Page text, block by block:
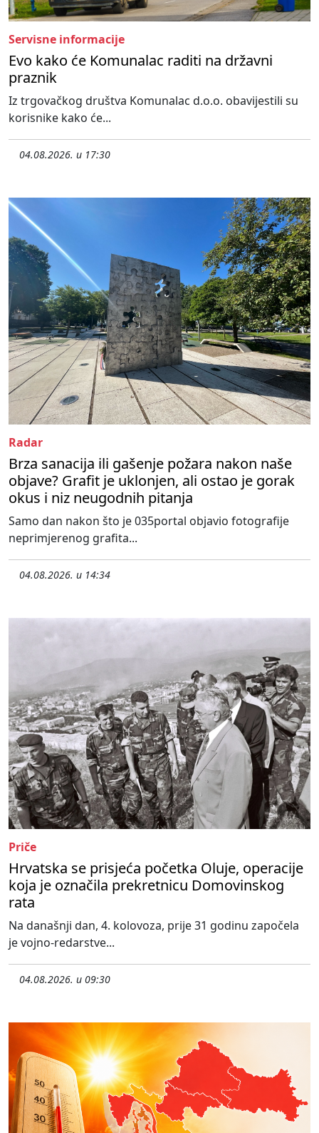
Servisne informacije
Evo kako će Komunalac raditi na državni
praznik
Iz trgovačkog društva Komunalac d.o.o. obavijestili su
korisnike kako će...
04.08.2026. u 17:30
Radar
Brza sanacija ili gašenje požara nakon naše
objave? Grafit je uklonjen, ali ostao je gorak
okus i niz neugodnih pitanja
Samo dan nakon što je 035portal objavio fotografije
neprimjerenog grafita...
04.08.2026. u 14:34
Priče
Hrvatska se prisjeća početka Oluje, operacije
koja je označila prekretnicu Domovinskog
rata
Na današnji dan, 4. kolovoza, prije 31 godinu započela
je vojno-redarstve...
04.08.2026. u 09:30